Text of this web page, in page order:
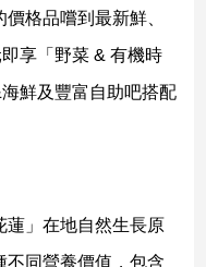
格品嚐到最新鮮、
享「野菜 & 有機時
鮮及豐富自助吧搭配
蓮」在地自然生長原
不同營養價值，包含